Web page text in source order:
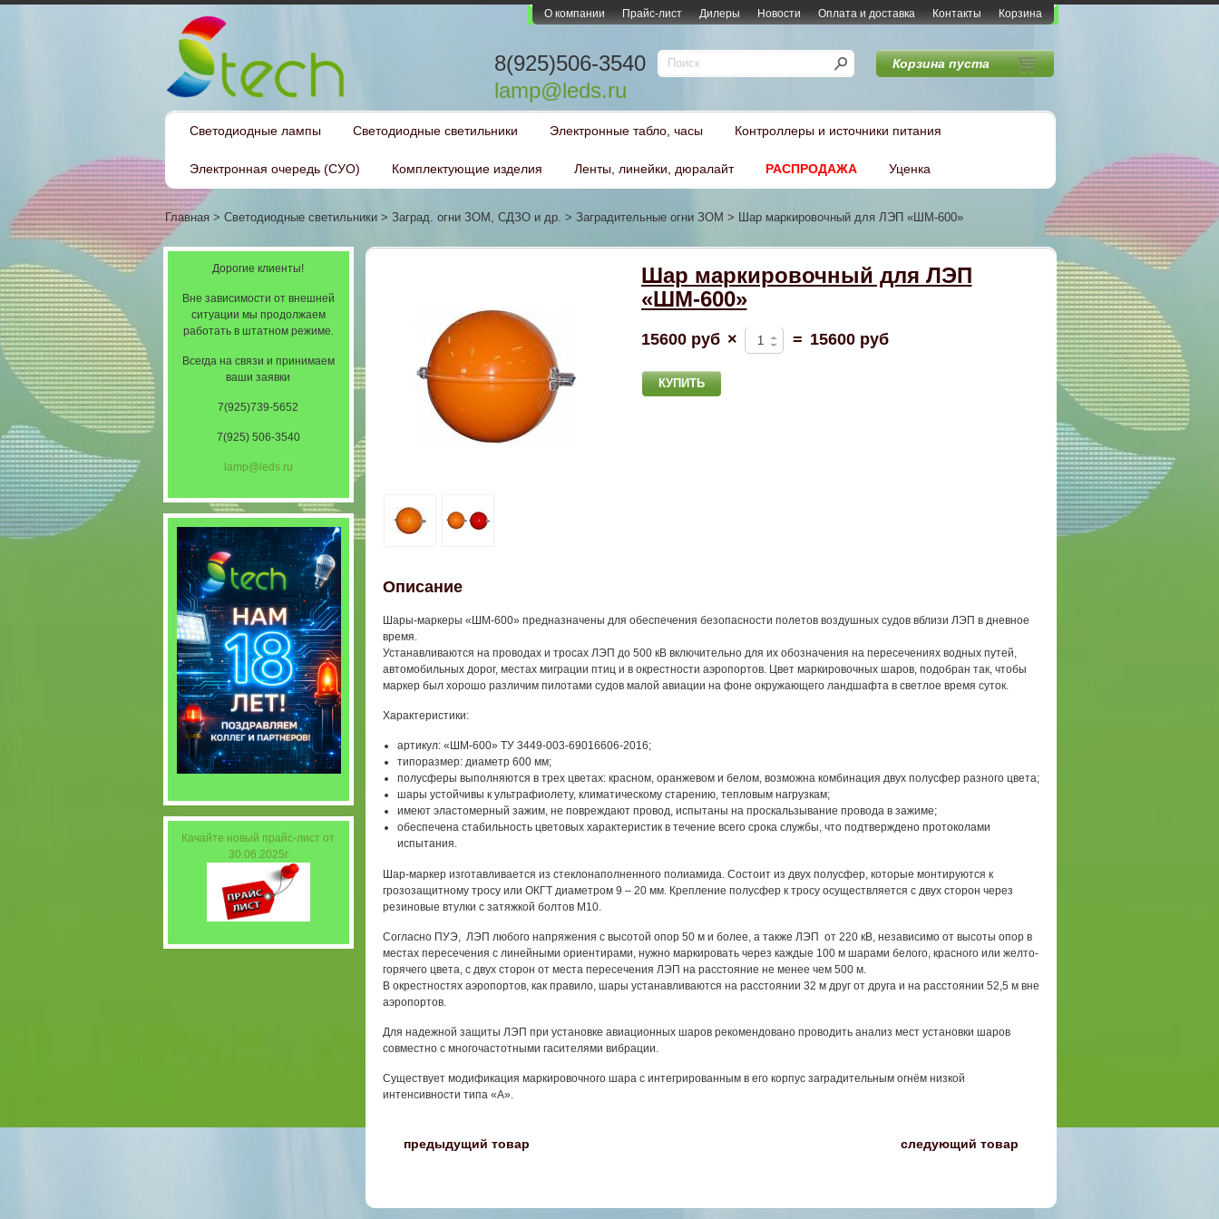
О компании Прайс-лист Дилеры Новости Оплата и доставка Контакты Корзина
8(925)506-3540
lamp@leds.ru
Корзина пуста
Светодиодные лампы Светодиодные светильники Электронные табло, часы Контроллеры и источники питания
Электронная очередь (СУО) Комплектующие изделия Ленты, линейки, дюралайт РАСПРОДАЖА Уценка
Главная > Светодиодные светильники > Заград. огни ЗОМ, СДЗО и др. > Заградительные огни ЗОМ > Шар маркировочный для ЛЭП «ШМ-600»
Шар маркировочный для ЛЭП
«ШМ-600»
15600 руб × = 15600 руб
Описание
Шары-маркеры «ШМ-600» предназначены для обеспечения безопасности полетов воздушных судов вблизи ЛЭП в дневное
время.
Устанавливаются на проводах и тросах ЛЭП до 500 кВ включительно для их обозначения на пересечениях водных путей,
автомобильных дорог, местах миграции птиц и в окрестности аэропортов. Цвет маркировочных шаров, подобран так, чтобы
маркер был хорошо различим пилотами судов малой авиации на фоне окружающего ландшафта в светлое время суток.
Характеристики:
артикул: «ШМ-600» ТУ 3449-003-69016606-2016;
типоразмер: диаметр 600 мм;
полусферы выполняются в трех цветах: красном, оранжевом и белом, возможна комбинация двух полусфер разного цвета;
шары устойчивы к ультрафиолету, климатическому старению, тепловым нагрузкам;
имеют эластомерный зажим, не повреждают провод, испытаны на проскальзывание провода в зажиме;
обеспечена стабильность цветовых характеристик в течение всего срока службы, что подтверждено протоколами
испытания.
Шар-маркер изготавливается из стеклонаполненного полиамида. Состоит из двух полусфер, которые монтируются к
грозозащитному тросу или ОКГТ диаметром 9 – 20 мм. Крепление полусфер к тросу осуществляется с двух сторон через
резиновые втулки с затяжкой болтов М10.
Согласно ПУЭ, ЛЭП любого напряжения с высотой опор 50 м и более, а также ЛЭП от 220 кВ, независимо от высоты опор в
местах пересечения с линейными ориентирами, нужно маркировать через каждые 100 м шарами белого, красного или желто-
горячего цвета, с двух сторон от места пересечения ЛЭП на расстояние не менее чем 500 м.
В окрестностях аэропортов, как правило, шары устанавливаются на расстоянии 32 м друг от друга и на расстоянии 52,5 м вне
аэропортов.
Для надежной защиты ЛЭП при установке авиационных шаров рекомендовано проводить анализ мест установки шаров
совместно с многочастотными гасителями вибрации.
Существует модификация маркировочного шара с интегрированным в его корпус заградительным огнём низкой
интенсивности типа «А».
предыдущий товар следующий товар
Дорогие клиенты!
Вне зависимости от внешней
ситуации мы продолжаем
работать в штатном режиме.
Всегда на связи и принимаем
ваши заявки
7(925)739-5652
7(925) 506-3540
lamp@leds.ru
Качайте новый прайс-лист от
30.06.2025г